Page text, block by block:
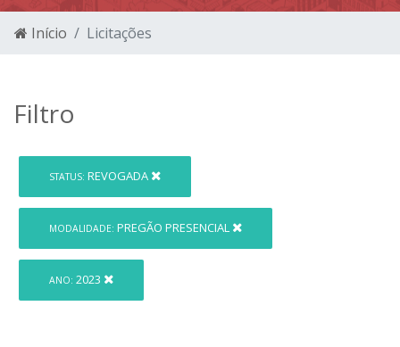
Início Licitações
Filtro
STATUS: REVOGADA
MODALIDADE: PREGÃO PRESENCIAL
ANO: 2023